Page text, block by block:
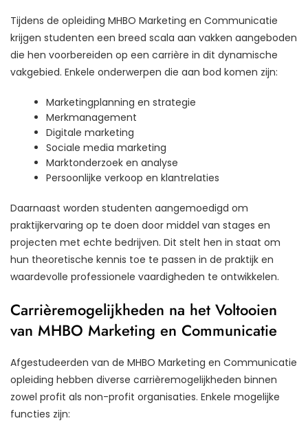
Tijdens de opleiding MHBO Marketing en Communicatie
krijgen studenten een breed scala aan vakken aangeboden
die hen voorbereiden op een carrière in dit dynamische
vakgebied. Enkele onderwerpen die aan bod komen zijn:
Marketingplanning en strategie
Merkmanagement
Digitale marketing
Sociale media marketing
Marktonderzoek en analyse
Persoonlijke verkoop en klantrelaties
Daarnaast worden studenten aangemoedigd om
praktijkervaring op te doen door middel van stages en
projecten met echte bedrijven. Dit stelt hen in staat om
hun theoretische kennis toe te passen in de praktijk en
waardevolle professionele vaardigheden te ontwikkelen.
Carrièremogelijkheden na het Voltooien
van MHBO Marketing en Communicatie
Afgestudeerden van de MHBO Marketing en Communicatie
opleiding hebben diverse carrièremogelijkheden binnen
zowel profit als non-profit organisaties. Enkele mogelijke
functies zijn: